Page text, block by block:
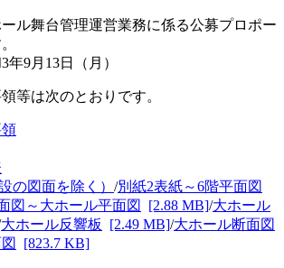
ル舞台管理運営業務に係る公募プロポー
9月13日（月）
等は次のとおりです。
の図面を除く） /別紙2表紙～6階平面図
図～大ホール平面図 [2.88 MB]/大ホール
大ホール反響板 [2.49 MB]/大ホール断面図
[823.7 KB]